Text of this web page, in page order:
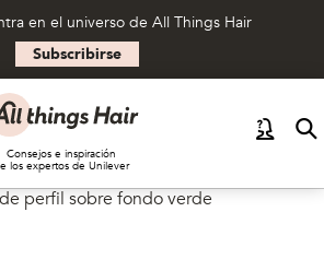
en el universo de All Things Hair
Subscribirse
Consejos e inspiración
los expertos de Unilever